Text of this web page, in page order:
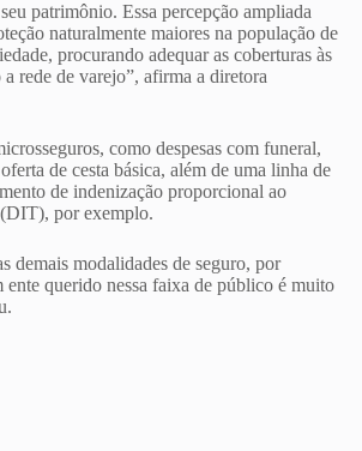
patrimônio. Essa percepção ampliada
naturalmente maiores na população de
procurando adequar as coberturas às
rede de varejo”, afirma a diretora
como despesas com funeral,
de cesta básica, além de uma linha de
de indenização proporcional ao
por exemplo.
demais modalidades de seguro, por
ente querido nessa faixa de público é muito